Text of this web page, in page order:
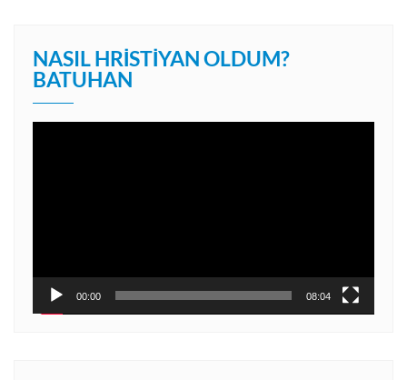
NASIL HRISTIYAN OLDUM?
BATUHAN
00:00 08:04